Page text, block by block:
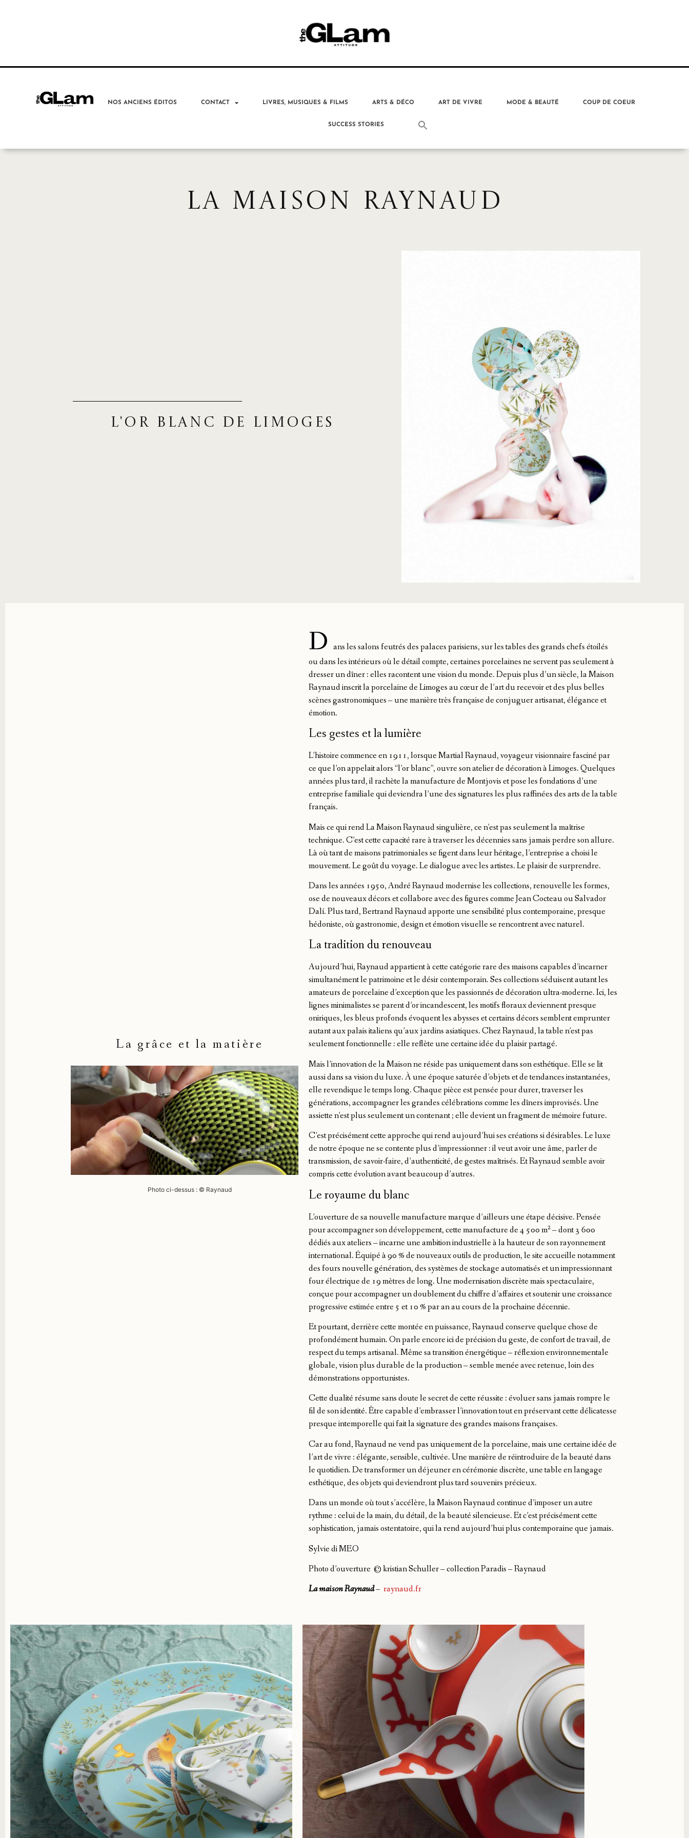
NOS ANCIENS ÉDITOS CONTACT LIVRES, MUSIQUES & FILMS ARTS & DÉCO ART DE VIVRE MODE & BEAUTÉ COUP DE COEUR
SUCCESS STORIES
LA MAISON RAYNAUD
L'or blanc de Limoges
La grâce et la matière
Photo ci-dessus : © Raynaud
D ans les salons feutrés des palaces parisiens, sur les tables des grands chefs étoilés
ou dans les intérieurs où le détail compte, certaines porcelaines ne servent pas seulement à
dresser un dîner : elles racontent une vision du monde. Depuis plus d’un siècle, la Maison
Raynaud inscrit la porcelaine de Limoges au cœur de l’art du recevoir et des plus belles
scènes gastronomiques – une manière très française de conjuguer artisanat, élégance et
émotion.
Les gestes et la lumière
L’histoire commence en 1911, lorsque Martial Raynaud, voyageur visionnaire fasciné par
ce que l’on appelait alors “l’or blanc”, ouvre son atelier de décoration à Limoges. Quelques
années plus tard, il rachète la manufacture de Montjovis et pose les fondations d’une
entreprise familiale qui deviendra l’une des signatures les plus raffinées des arts de la table
français.
Mais ce qui rend La Maison Raynaud singulière, ce n’est pas seulement la maîtrise
technique. C’est cette capacité rare à traverser les décennies sans jamais perdre son allure.
Là où tant de maisons patrimoniales se figent dans leur héritage, l’entreprise a choisi le
mouvement. Le goût du voyage. Le dialogue avec les artistes. Le plaisir de surprendre.
Dans les années 1950, André Raynaud modernise les collections, renouvelle les formes,
ose de nouveaux décors et collabore avec des figures comme Jean Cocteau ou Salvador
Dalí. Plus tard, Bertrand Raynaud apporte une sensibilité plus contemporaine, presque
hédoniste, où gastronomie, design et émotion visuelle se rencontrent avec naturel.
La tradition du renouveau
Aujourd’hui, Raynaud appartient à cette catégorie rare des maisons capables d’incarner
simultanément le patrimoine et le désir contemporain. Ses collections séduisent autant les
amateurs de porcelaine d’exception que les passionnés de décoration ultra-moderne. Ici, les
lignes minimalistes se parent d’or incandescent, les motifs floraux deviennent presque
oniriques, les bleus profonds évoquent les abysses et certains décors semblent emprunter
autant aux palais italiens qu’aux jardins asiatiques. Chez Raynaud, la table n’est pas
seulement fonctionnelle : elle reflète une certaine idée du plaisir partagé.
Mais l’innovation de la Maison ne réside pas uniquement dans son esthétique. Elle se lit
aussi dans sa vision du luxe. À une époque saturée d’objets et de tendances instantanées,
elle revendique le temps long. Chaque pièce est pensée pour durer, traverser les
générations, accompagner les grandes célébrations comme les dîners improvisés. Une
assiette n’est plus seulement un contenant ; elle devient un fragment de mémoire future.
C’est précisément cette approche qui rend aujourd’hui ses créations si désirables. Le luxe
de notre époque ne se contente plus d’impressionner : il veut avoir une âme, parler de
transmission, de savoir-faire, d’authenticité, de gestes maîtrisés. Et Raynaud semble avoir
compris cette évolution avant beaucoup d’autres.
Le royaume du blanc
L’ouverture de sa nouvelle manufacture marque d’ailleurs une étape décisive. Pensée
pour accompagner son développement, cette manufacture de 4 500 m² – dont 3 600
dédiés aux ateliers – incarne une ambition industrielle à la hauteur de son rayonnement
international. Équipé à 90 % de nouveaux outils de production, le site accueille notamment
des fours nouvelle génération, des systèmes de stockage automatisés et un impressionnant
four électrique de 19 mètres de long. Une modernisation discrète mais spectaculaire,
conçue pour accompagner un doublement du chiffre d’affaires et soutenir une croissance
progressive estimée entre 5 et 10 % par an au cours de la prochaine décennie.
Et pourtant, derrière cette montée en puissance, Raynaud conserve quelque chose de
profondément humain. On parle encore ici de précision du geste, de confort de travail, de
respect du temps artisanal. Même sa transition énergétique – réflexion environnementale
globale, vision plus durable de la production – semble menée avec retenue, loin des
démonstrations opportunistes.
Cette dualité résume sans doute le secret de cette réussite : évoluer sans jamais rompre le
fil de son identité. Être capable d’embrasser l’innovation tout en préservant cette délicatesse
presque intemporelle qui fait la signature des grandes maisons françaises.
Car au fond, Raynaud ne vend pas uniquement de la porcelaine, mais une certaine idée de
l’art de vivre : élégante, sensible, cultivée. Une manière de réintroduire de la beauté dans
le quotidien. De transformer un déjeuner en cérémonie discrète, une table en langage
esthétique, des objets qui deviendront plus tard souvenirs précieux.
Dans un monde où tout s’accélère, la Maison Raynaud continue d’imposer un autre
rythme : celui de la main, du détail, de la beauté silencieuse. Et c’est précisément cette
sophistication, jamais ostentatoire, qui la rend aujourd’hui plus contemporaine que jamais.
Sylvie di MEO
Photo d’ouverture © kristian Schuller – collection Paradis – Raynaud
La maison Raynaud– raynaud.fr